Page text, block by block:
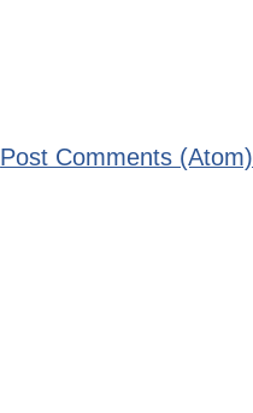
Post Comments (Atom)